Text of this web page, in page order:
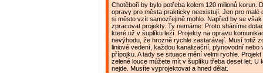
Chotěboři by bylo potřeba kolem 120 milionů korun.
opravy pro města prakticky neexistují. Jen pro malé
si město vzít samozřejmě mohlo. Napřed by se
zpracovat projekty. Ty nemáme. Proto sháníme
které už v šuplíku leží. Projekty na opravu
nevýhodu, že hrozně rychle zastarávají. Musí totiž
liniové vedení, každou kanalizační, plynovodní nebo
přípojku. A tady se situace mění velmi rychle.
zelené louce můžete mít v šuplíku třeba deset let. U
nejde. Musíte vyprojektovat a hned dělat.